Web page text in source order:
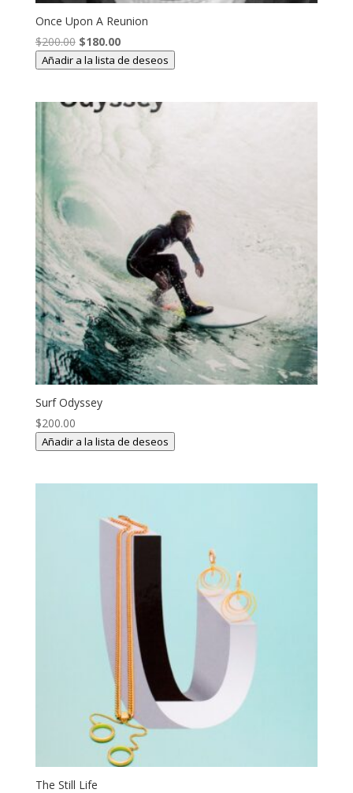
Once Upon A Reunion
$200.00 El
precio
$200.00.
$180.00El
precio
$180.00.
Añadir a la lista de deseos
Surf Odyssey
$200.00
Añadir a la lista de deseos
The Still Life